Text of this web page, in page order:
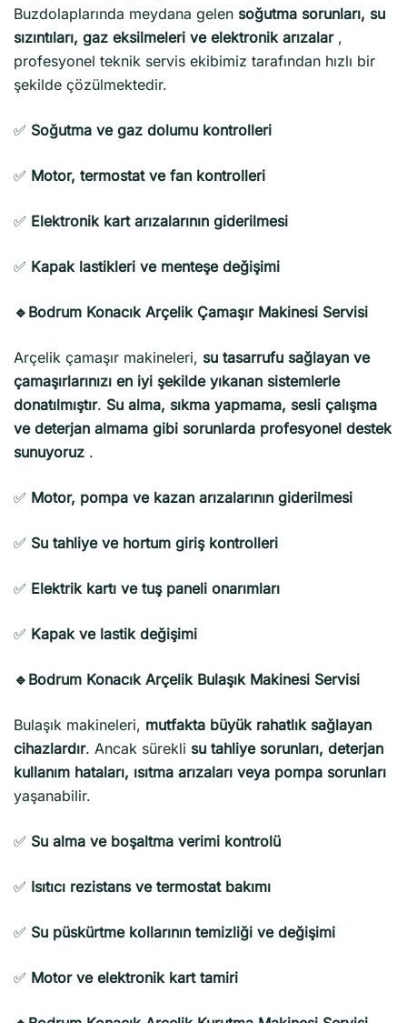
Buzdolaplarında meydana gelen soğutma sorunları, su
sızıntıları, gaz eksilmeleri ve elektronik arızalar,
profesyonel teknik servis ekibimiz tarafından hızlı bir
şekilde çözülmektedir.
✅ Soğutma ve gaz dolumu kontrolleri
✅ Motor, termostat ve fan kontrolleri
✅ Elektronik kart arızalarının giderilmesi
✅ Kapak lastikleri ve menteşe değişimi
🔹Bodrum Konacık Arçelik Çamaşır Makinesi Servisi
Arçelik çamaşır makineleri, su tasarrufu sağlayan ve
çamaşırlarınızı en iyi şekilde yıkanan sistemlerle
donatılmıştır. Su alma, sıkma yapmama, sesli çalışma
ve deterjan almama gibi sorunlarda profesyonel destek
sunuyoruz .
✅ Motor, pompa ve kazan arızalarının giderilmesi
✅ Su tahliye ve hortum giriş kontrolleri
✅ Elektrik kartı ve tuş paneli onarımları
✅ Kapak ve lastik değişimi
🔹Bodrum Konacık Arçelik Bulaşık Makinesi Servisi
Bulaşık makineleri, mutfakta büyük rahatlık sağlayan
cihazlardır. Ancak sürekli su tahliye sorunları, deterjan
kullanım hataları, ısıtma arızaları veya pompa sorunları
yaşanabilir.
✅ Su alma ve boşaltma verimi kontrolü
✅ Isıtıcı rezistans ve termostat bakımı
✅ Su püskürtme kollarının temizliği ve değişimi
✅ Motor ve elektronik kart tamiri